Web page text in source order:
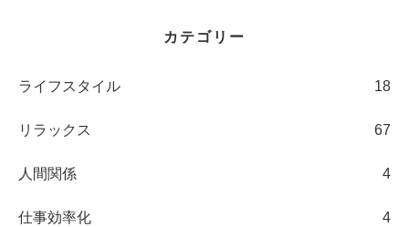
カテゴリー
ライフスタイル 18
リラックス 67
人間関係 4
仕事効率化 4